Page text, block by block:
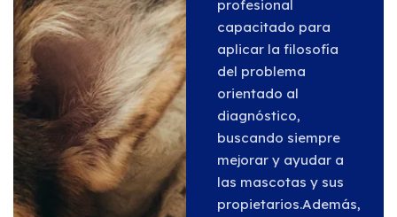
profesional
capacitado para
aplicar la filosofía
del problema
orientado al
diagnóstico,
buscando siempre
mejorar y ayudar a
las mascotas y sus
propietarios.Además,